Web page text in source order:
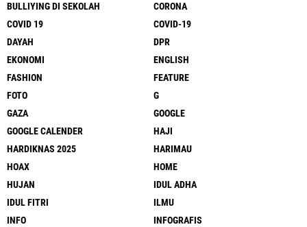
BULLIYING DI SEKOLAH
CORONA
COVID 19
COVID-19
DAYAH
DPR
EKONOMI
ENGLISH
FASHION
FEATURE
FOTO
G
GAZA
GOOGLE
GOOGLE CALENDER
HAJI
HARDIKNAS 2025
HARIMAU
HOAX
HOME
HUJAN
IDUL ADHA
IDUL FITRI
ILMU
INFO
INFOGRAFIS